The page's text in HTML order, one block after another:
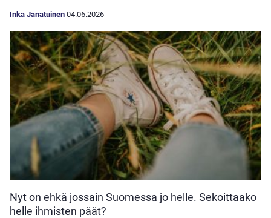
Inka Janatuinen 04.06.2026
Nyt on ehkä jossain Suomessa jo helle. Sekoittaako
helle ihmisten päät?